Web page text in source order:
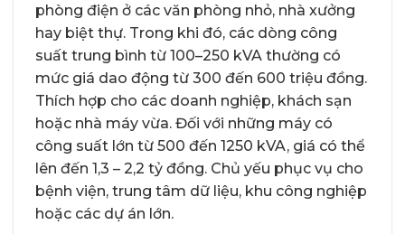
phòng điện ở các văn phòng nhỏ, nhà xưởng
hay biệt thự. Trong khi đó, các dòng công
suất trung bình từ 100–250 kVA thường có
mức giá dao động từ 300 đến 600 triệu đồng.
Thích hợp cho các doanh nghiệp, khách sạn
hoặc nhà máy vừa. Đối với những máy có
công suất lớn từ 500 đến 1250 kVA, giá có thể
lên đến 1,3 – 2,2 tỷ đồng. Chủ yếu phục vụ cho
bệnh viện, trung tâm dữ liệu, khu công nghiệp
hoặc các dự án lớn.